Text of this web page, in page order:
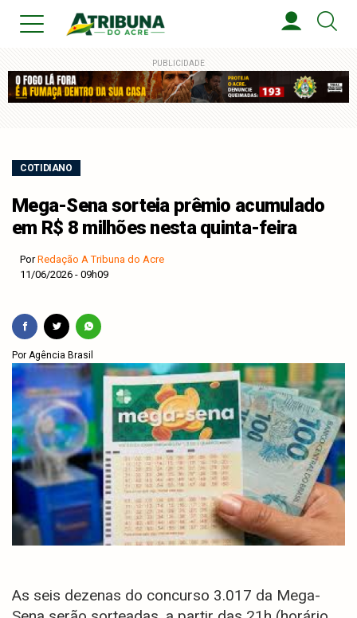
PUBLICIDADE
COTIDIANO
Mega-Sena sorteia prêmio acumulado
em R$ 8 milhões nesta quinta-feira
PorRedação A Tribuna do Acre
11/06/2026 - 09h09
Por Agência Brasil
As seis dezenas do concurso 3.017 da Mega-